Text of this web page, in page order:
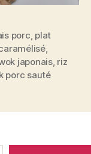
porc, plat
,
japonais, riz
porc sauté